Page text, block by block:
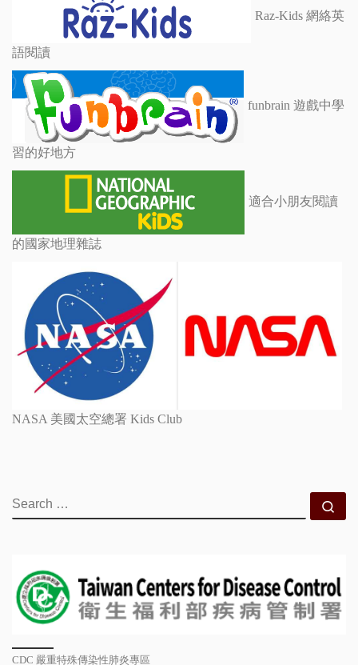
Raz-Kids 網絡英
語閱讀
funbrain 遊戲中學
習的好地方
適合小朋友閱讀
的國家地理雜誌
NASA 美國太空總署 Kids Club
SEARCH
CDC 嚴重特殊傳染性肺炎專區